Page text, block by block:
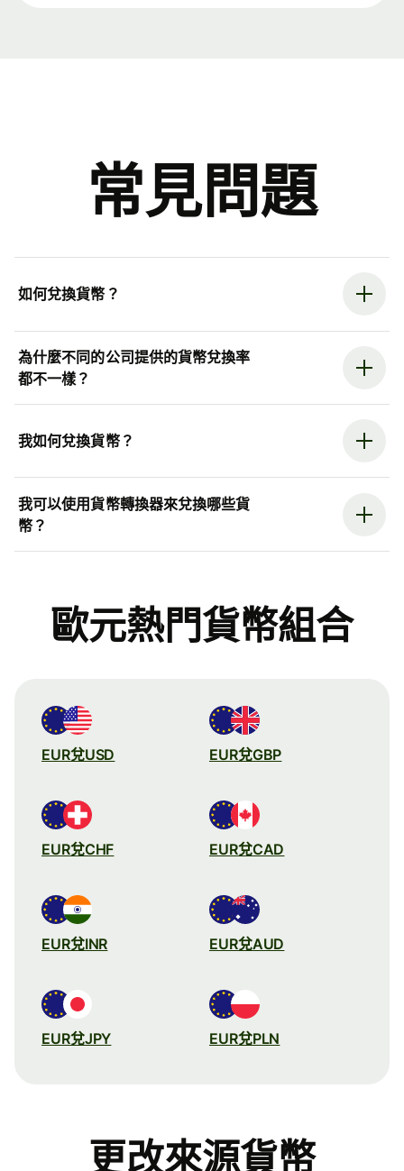
常見問題
如何兌換貨幣？
為什麼不同的公司提供的貨幣兌換率
都不一樣？
我如何兌換貨幣？
我可以使用貨幣轉換器來兌換哪些貨
幣？
歐元熱門貨幣組合
EUR兌USD EUR兌GBP
EUR兌CHF EUR兌CAD
EUR兌INR EUR兌AUD
EUR兌JPY EUR兌PLN
更改來源貨幣